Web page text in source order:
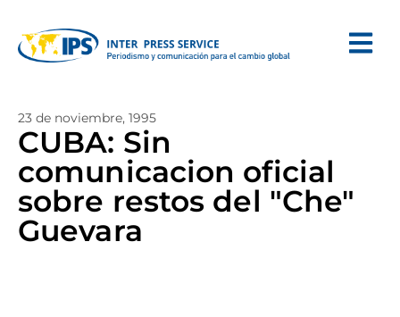
23 de noviembre, 1995
CUBA: Sin
comunicacion oficial
sobre restos del "Che"
Guevara